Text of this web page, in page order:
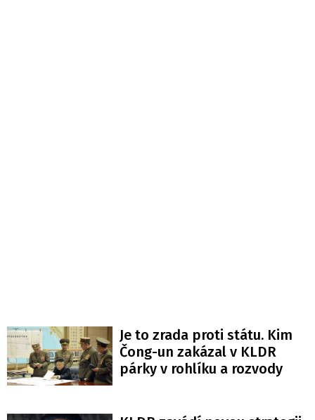
Je to zrada proti státu. Kim
Čong-un zakázal v KLDR
párky v rohlíku a rozvody